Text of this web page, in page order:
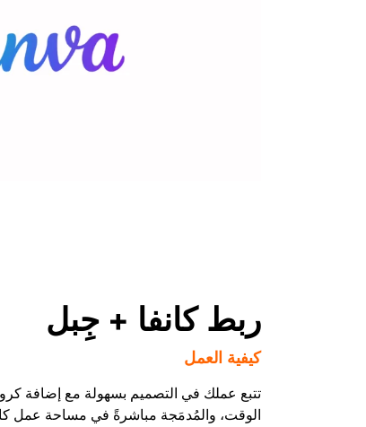
ربط كانفا + جِبل
كيفية العمل
تتبع عملك في التصميم بسهولة مع إضافة
الوقت، والمُدمَجة مباشرةً في مساحة عمل